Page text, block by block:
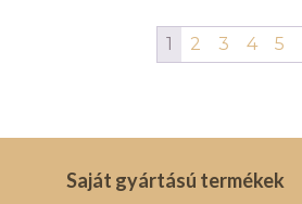
1 2 3 4 5
Saját gyártású termékek